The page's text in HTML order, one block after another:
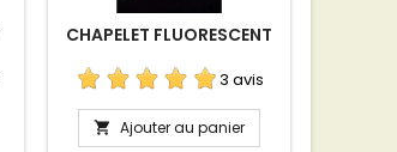
CHAPELET FLUORESCENT
3 avis
 Ajouter au panier